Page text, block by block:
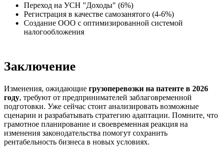
Переход на УСН "Доходы" (6%)
Регистрация в качестве самозанятого (4-6%)
Создание ООО с оптимизированной системой
налогообложения
Заключение
Изменения, ожидающие грузоперевозки на патенте в 2026
году, требуют от предпринимателей заблаговременной
подготовки. Уже сейчас стоит анализировать возможные
сценарии и разрабатывать стратегию адаптации. Помните, что
грамотное планирование и своевременная реакция на
изменения законодательства помогут сохранить
рентабельность бизнеса в новых условиях.